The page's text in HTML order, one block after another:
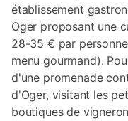
établissement
Oger proposant une
28-35 € par
menu gourmand).
d'une promenade
d'Oger, visitant les
boutiques de